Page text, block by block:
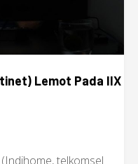
Lemot Pada IIX
telkomsel